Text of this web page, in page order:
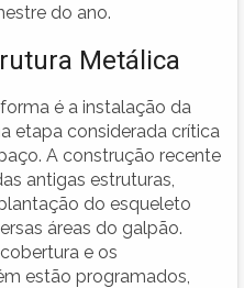
do ano.
Metálica
é a instalação da
etapa considerada crítica
A construção recente
antigas estruturas,
do esqueleto
áreas do galpão.
e os
estão programados,